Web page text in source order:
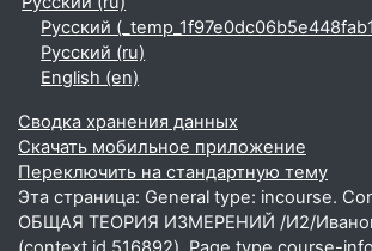
Русский
Русский ‎(ru)‎
English ‎(en)‎
Сводка хранения данных
Скачать мобильное приложение
Переключить на стандартную тему
Эта страница: General type: incourse.
ОБЩАЯ ТЕОРИЯ ИЗМЕРЕНИЙ /И2/